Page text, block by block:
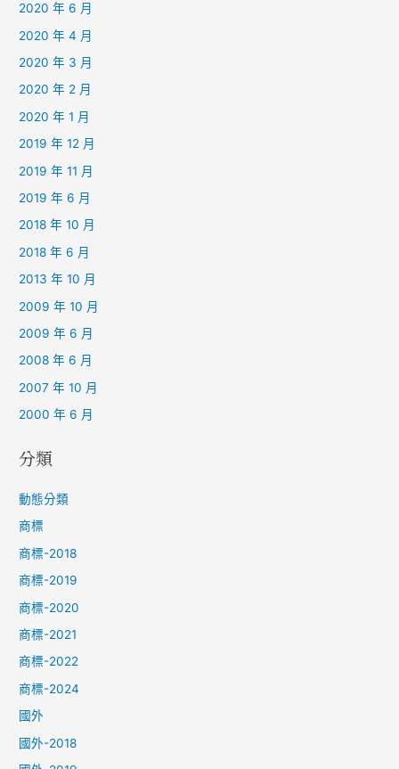
2020 年 6 月
2020 年 4 月
2020 年 3 月
2020 年 2 月
2020 年 1 月
2019 年 12 月
2019 年 11 月
2019 年 6 月
2018 年 10 月
2018 年 6 月
2013 年 10 月
2009 年 10 月
2009 年 6 月
2008 年 6 月
2007 年 10 月
2000 年 6 月
分類
動態分類
商標
商標-2018
商標-2019
商標-2020
商標-2021
商標-2022
商標-2024
國外
國外-2018